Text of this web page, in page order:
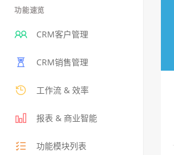
功能速览
CRM客户管理
CRM销售管理
工作流 & 效率
报表 & 商业智能
功能模块列表